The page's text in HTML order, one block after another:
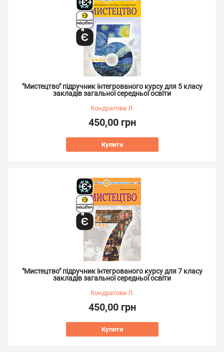
"Мистецтво" підручник інтегрованого курсу для 5 класу
закладів загальної середньої освіти
Кондратова Л.
450,00 грн
Купити
"Мистецтво" підручник інтегрованого курсу для 7 класу
закладів загальної середньої освіти
Кондратова Л.
450,00 грн
Купити